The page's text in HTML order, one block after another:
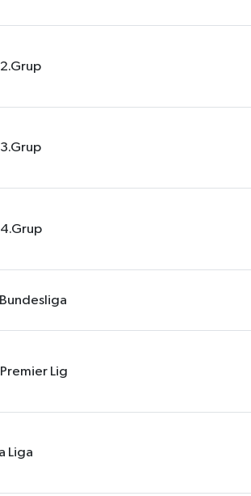
2.Grup
3.Grup
4.Grup
Lig
Liga